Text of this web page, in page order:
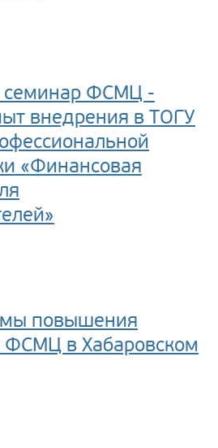
семинар ФСМЦ -
внедрения в ТОГУ
«Финансовая
повышения
ФСМЦ в Хабаровском